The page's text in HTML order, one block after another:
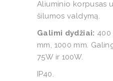
Aliuminio korpusas
šilumos valdymą.
Galimi dydžiai: 400
mm, 1000 mm.
75W ir 100W.
IP40.